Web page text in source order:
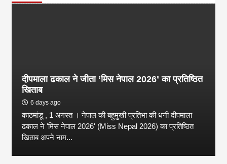
दीपमाला ढकाल ने जीता ‘मिस नेपाल 2026’ का प्रतिष्ठित
खिताब
6 days ago
काठमांडू , 1 अगस्त । नेपाल की बहुमुखी प्रतिभा की धनी दीपमाला
ढकाल ने 'मिस नेपाल 2026' (Miss Nepal 2026) का प्रतिष्ठित
खिताब अपने नाम...